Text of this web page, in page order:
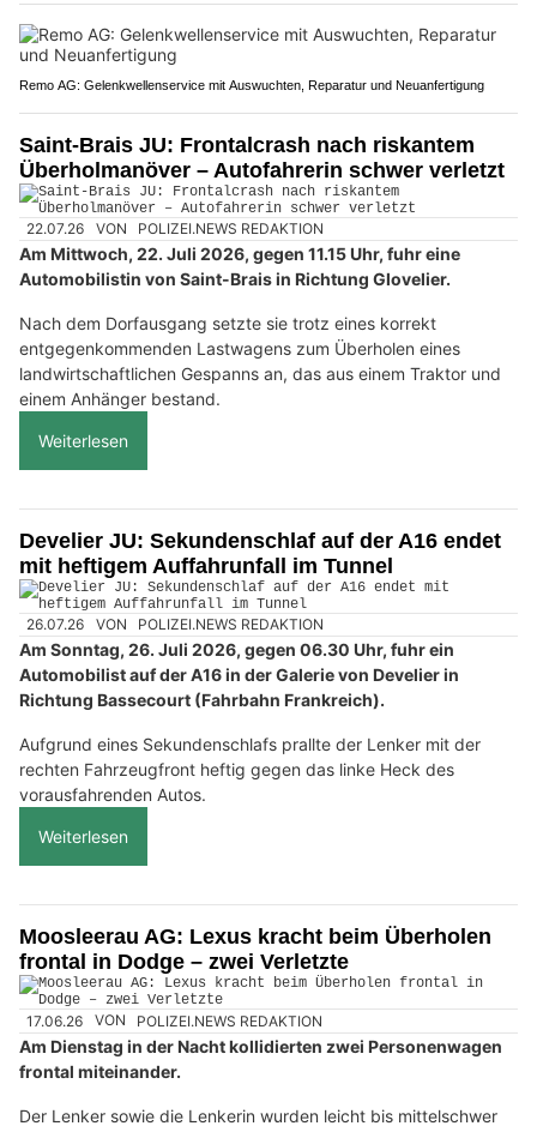
Remo AG: Gelenkwellenservice mit Auswuchten, Reparatur und Neuanfertigung
Saint-Brais JU: Frontalcrash nach riskantem
Überholmanöver – Autofahrerin schwer verletzt
22.07.26 VON POLIZEI.NEWS REDAKTION
Am Mittwoch, 22. Juli 2026, gegen 11.15 Uhr, fuhr eine
Automobilistin von Saint-Brais in Richtung Glovelier.
Nach dem Dorfausgang setzte sie trotz eines korrekt
entgegenkommenden Lastwagens zum Überholen eines
landwirtschaftlichen Gespanns an, das aus einem Traktor und
einem Anhänger bestand.
Weiterlesen
Develier JU: Sekundenschlaf auf der A16 endet
mit heftigem Auffahrunfall im Tunnel
26.07.26 VON POLIZEI.NEWS REDAKTION
Am Sonntag, 26. Juli 2026, gegen 06.30 Uhr, fuhr ein
Automobilist auf der A16 in der Galerie von Develier in
Richtung Bassecourt (Fahrbahn Frankreich).
Aufgrund eines Sekundenschlafs prallte der Lenker mit der
rechten Fahrzeugfront heftig gegen das linke Heck des
vorausfahrenden Autos.
Weiterlesen
Moosleerau AG: Lexus kracht beim Überholen
frontal in Dodge – zwei Verletzte
17.06.26 VON POLIZEI.NEWS REDAKTION
Am Dienstag in der Nacht kollidierten zwei Personenwagen
frontal miteinander.
Der Lenker sowie die Lenkerin wurden leicht bis mittelschwer